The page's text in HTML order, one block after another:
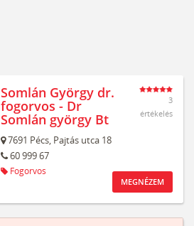
Somlán György dr.
fogorvos - Dr
Somlán györgy Bt
7691 Pécs, Pajtás utca 18
60 999 67
Fogorvos
3
értékelés
MEGNÉZEM